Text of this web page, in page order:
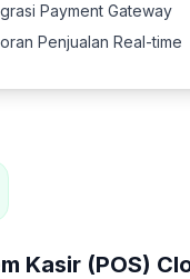
Payment Gateway
Penjualan Real-time
Kasir (POS)